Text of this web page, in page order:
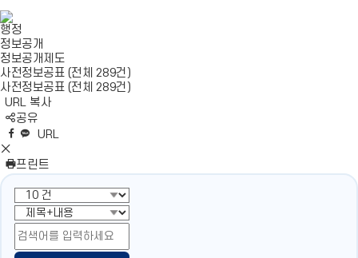
행정
정보공개
정보공개제도
사전정보공표 (전체 289건)
사전정보공표 (전체 289건)
URL 복사
공유
N
영
역
펼
치
기
네
이
버
밴
엑
스
공
유
페
스
북
공
유
카
오
톡
공
유
URL
S
N
S
영
역
닫
기
프린트